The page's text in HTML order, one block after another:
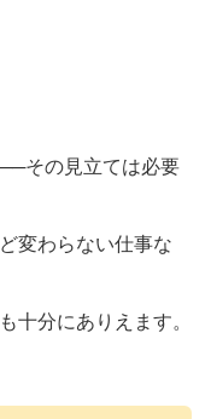
その見立ては必要
変わらない仕事な
十分にありえます。